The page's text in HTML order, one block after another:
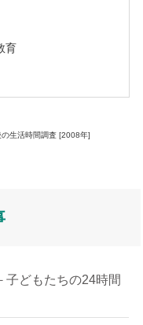
育
生活時間調査 [2008年]
子どもたちの24時間